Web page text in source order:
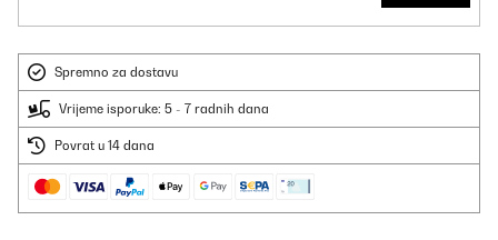
Spremno za dostavu
Vrijeme isporuke: 5 - 7 radnih dana
Povrat u 14 dana